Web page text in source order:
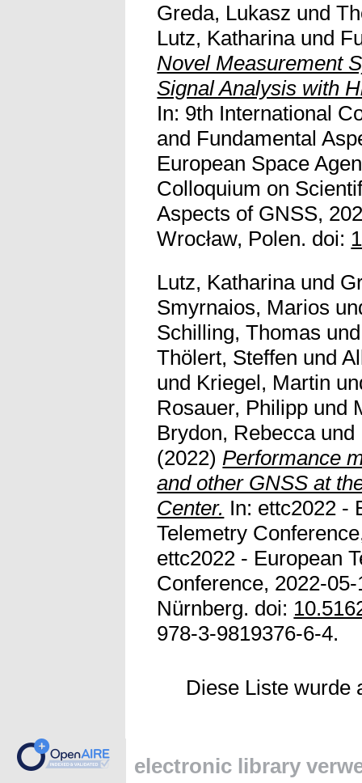
Greda, Lukasz und
Lutz, Katharinaund
Novel Measurement
Signal Analysis with
In: 9th International
and Fundamental
European Space
Colloquium on
Aspects of GNSS,
Wrocław, Polen. doi:
Lutz, Katharinaund
Smyrnaios, Marios
Schilling, Thomas
Thölert, Steffen und
und Kriegel, Martin
Rosauer, Philipp und
Brydon, Rebeccaund
(2022) Performance
and other GNSS at
Center. In: ettc2022 -
Telemetry
ettc2022 - European
Conference, 2022-
Nürnberg. doi:
978-3-9819376-6-4.
Diese Liste wurde
electronic library